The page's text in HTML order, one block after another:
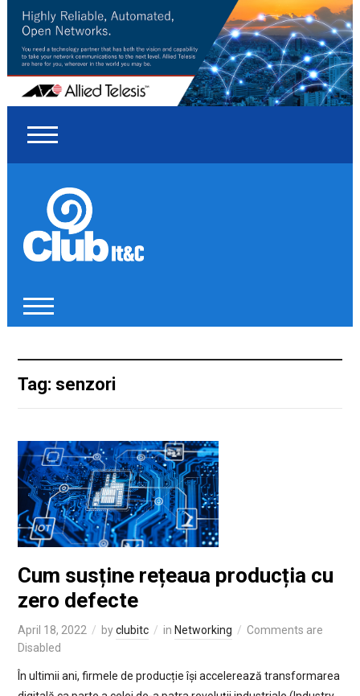
Tag: senzori
Cum susține rețeaua producția cu
zero defecte
April 18, 2022 byclubitc in Networking
Comments are
Disabled
În ultimii ani, firmele de producție își accelerează transformarea